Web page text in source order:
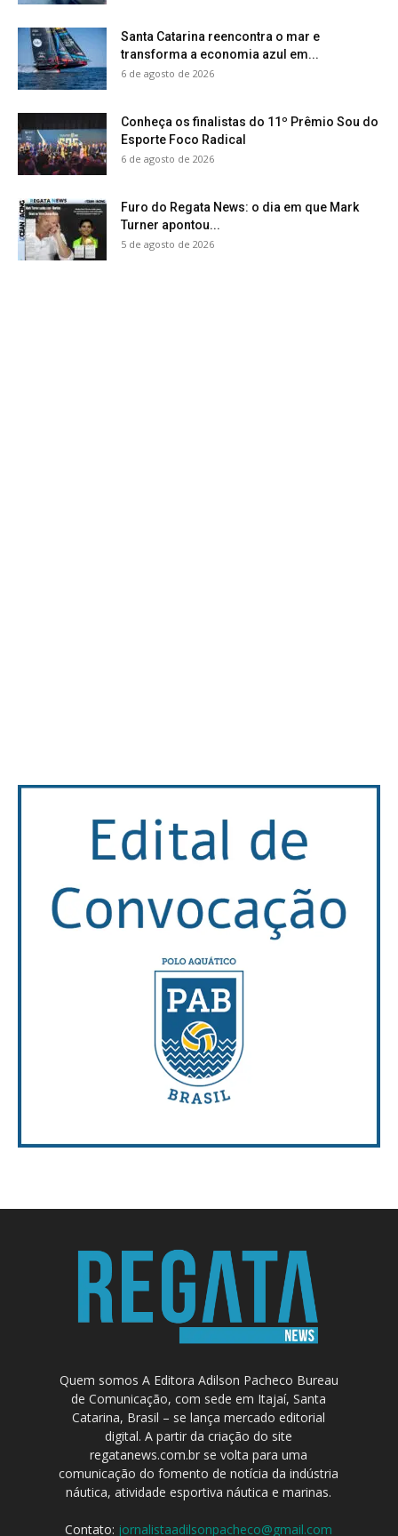
Santa Catarina reencontra o mar e
transforma a economia azul em...
6 de agosto de 2026
Conheça os finalistas do 11º Prêmio Sou do
Esporte Foco Radical
6 de agosto de 2026
Furo do Regata News: o dia em que Mark
Turner apontou...
5 de agosto de 2026
Quem somos A Editora Adilson Pacheco Bureau
de Comunicação, com sede em Itajaí, Santa
Catarina, Brasil – se lança mercado editorial
digital. A partir da criação do site
regatanews.com.br se volta para uma
comunicação do fomento de notícia da indústria
náutica, atividade esportiva náutica e marinas.
Contato: jornalistaadilsonpacheco@gmail.com